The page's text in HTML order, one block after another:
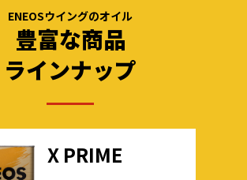
ENEOSウイングのオイル
豊富な商品
ラインナップ
X PRIME